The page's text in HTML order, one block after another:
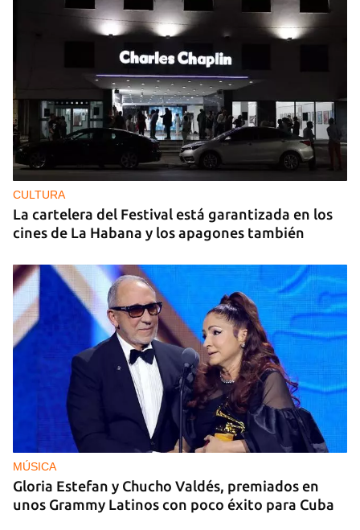
CULTURA
La cartelera del Festival está garantizada en los
cines de La Habana y los apagones también
MÚSICA
Gloria Estefan y Chucho Valdés, premiados en
unos Grammy Latinos con poco éxito para Cuba